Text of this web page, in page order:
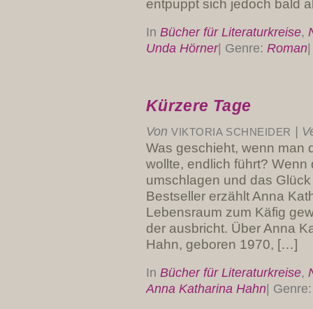
entpuppt sich jedoch bald
In Bücher für Literaturkreise,
Unda Hörner| Genre: Roman
Kürzere Tage
Von VIKTORIA SCHNEIDER
Was geschieht, wenn man
wollte, endlich führt?
umschlagen und das
Bestseller erzählt Anna
Lebensraum zum Käfig
der ausbricht. Über Anna
Hahn, geboren 1970, […]
In Bücher für Literaturkreise,
Anna Katharina Hahn